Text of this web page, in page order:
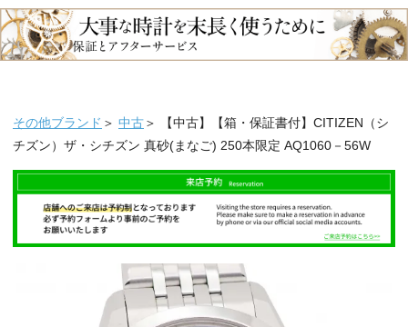
その他ブランド ＞ 中古＞ 【中古】【箱・保証書付】CITIZEN（シ
チズン）ザ・シチズン 真砂(まなご) 250本限定 AQ1060－56W